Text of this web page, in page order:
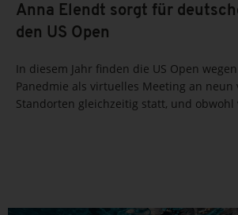
Anna Elendt sorgt für
den US Open
In diesem Jahr finden die US Open
Panedmie als virtuelles Meeting an neun
Standorten gleichzeitig statt, und obwohl